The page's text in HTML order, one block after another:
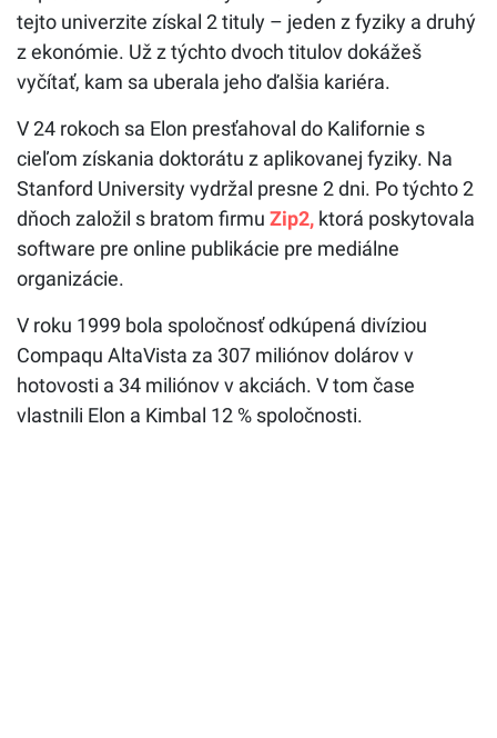
tejto univerzite získal 2 tituly – jeden z fyziky a druhý
z ekonómie. Už z týchto dvoch titulov dokážeš
vyčítať, kam sa uberala jeho ďalšia kariéra.
V 24 rokoch sa Elon presťahoval do Kalifornie s
cieľom získania doktorátu z aplikovanej fyziky. Na
Stanford University vydržal presne 2 dni. Po týchto 2
dňoch založil s bratom firmu Zip2, ktorá poskytovala
software pre online publikácie pre mediálne
organizácie.
V roku 1999 bola spoločnosť odkúpená divíziou
Compaqu AltaVista za 307 miliónov dolárov v
hotovosti a 34 miliónov v akciách. V tom čase
vlastnili Elon a Kimbal 12 % spoločnosti.